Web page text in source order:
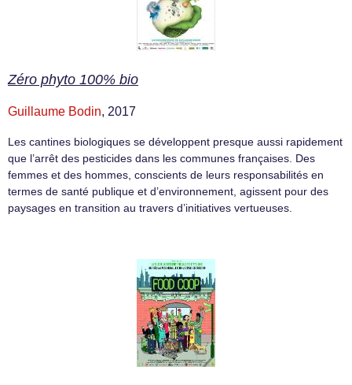
Zéro phyto 100% bio
Guillaume Bodin, 2017
Les cantines biologiques se développent presque aussi rapidement
que l’arrêt des pesticides dans les communes françaises. Des
femmes et des hommes, conscients de leurs responsabilités en
termes de santé publique et d’environnement, agissent pour des
paysages en transition au travers d’initiatives vertueuses.